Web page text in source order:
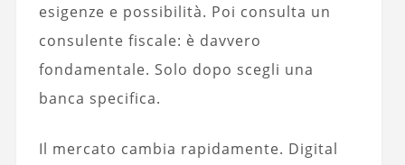
esigenze e possibilità. Poi consulta un
consulente fiscale: è davvero
fondamentale. Solo dopo scegli una
banca specifica.
Il mercato cambia rapidamente. Digital